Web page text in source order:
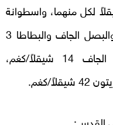
2كغم والدجاج - كغم 18 شيقلاً لكل منهما، واسطوانة
الغاز 91 شيقلاً/اسطوانة 12كغم، والبصل الجاف والبطاطا 3
شواقل/كغم لكل منهما، والثوم الجاف 14 شيقلاً/كغم،
القدس: